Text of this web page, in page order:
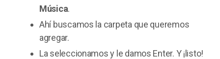
Música.
Ahí buscamos la carpeta que queremos
agregar.
La seleccionamos y le damos Enter. Y ¡listo!